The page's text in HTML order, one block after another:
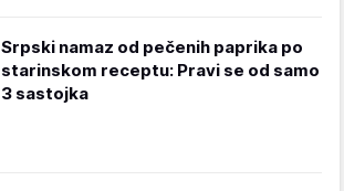
Srpski namaz od pečenih paprika po
starinskom receptu: Pravi se od samo
3 sastojka